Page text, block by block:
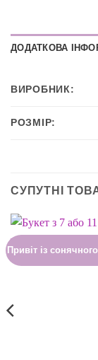
ДОДАТКОВА
ВИРОБНИК:
РОЗМІР:
СУПУТНІ
Привіт із